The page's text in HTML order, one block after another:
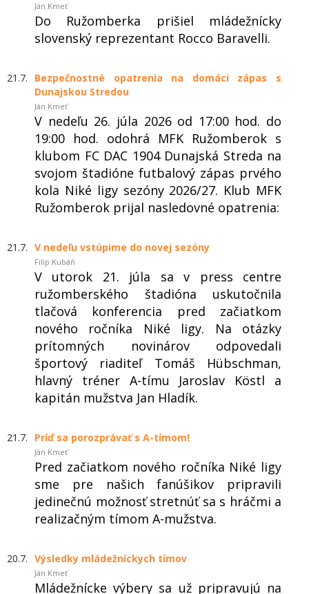
Ján Kmeť
Do Ružomberka prišiel mládežnícky
slovenský reprezentant Rocco Baravelli.
21.7.
Bezpečnostné opatrenia na domáci zápas s
Dunajskou Stredou
Ján Kmeť
V nedeľu 26. júla 2026 od 17:00 hod. do
19:00 hod. odohrá MFK Ružomberok s
klubom FC DAC 1904 Dunajská Streda na
svojom štadióne futbalový zápas prvého
kola Niké ligy sezóny 2026/27. Klub MFK
Ružomberok prijal nasledovné opatrenia:
21.7. V nedeľu vstúpime do novej sezóny
Filip Kubáň
V utorok 21. júla sa v press centre
ružomberského štadióna uskutočnila
tlačová konferencia pred začiatkom
nového ročníka Niké ligy. Na otázky
prítomných novinárov odpovedali
športový riaditeľ Tomáš Hübschman,
hlavný tréner A-tímu Jaroslav Köstl a
kapitán mužstva Jan Hladík.
21.7. Príď sa porozprávať s A-tímom!
Ján Kmeť
Pred začiatkom nového ročníka Niké ligy
sme pre našich fanúšikov pripravili
jedinečnú možnosť stretnúť sa s hráčmi a
realizačným tímom A-mužstva.
20.7. Výsledky mládežníckych tímov
Ján Kmeť
Mládežnícke výbery sa už pripravujú na